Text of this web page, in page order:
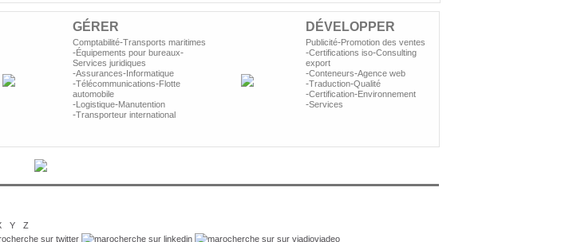
GÉRER
Comptabilité-Transports maritimes
-Équipements pour bureaux-
Services juridiques
-Assurances-Informatique
-Télécommunications-Flotte
automobile
-Logistique-Manutention
-Transporteur international
DÉVELOPPER
Publicité-Promotion des ventes
-Certifications iso-Consulting
export
-Conteneurs-Agence web
-Traduction-Qualité
-Certification-Environnement
-Services
Y
Z